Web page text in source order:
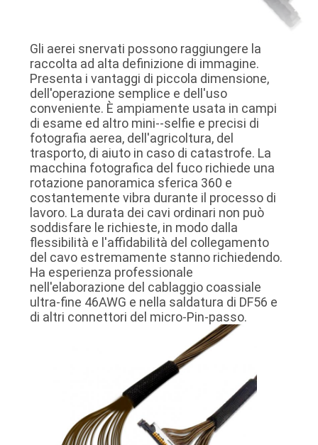
CONTROLLO
DELLA
QUALITÀ
CONTATTACI
NOTIZIE
CASI
CHIEDI
Gli aerei snervati possono raggiungere la
raccolta ad alta definizione di immagine.
Presenta i vantaggi di piccola dimensione,
dell'operazione semplice e dell'uso
conveniente. È ampiamente usata in campi
di esame ed altro mini--selfie e precisi di
fotografia aerea, dell'agricoltura, del
trasporto, di aiuto in caso di catastrofe. La
macchina fotografica del fuco richiede una
rotazione panoramica sferica 360 e
costantemente vibra durante il processo di
lavoro. La durata dei cavi ordinari non può
soddisfare le richieste, in modo dalla
flessibilità e l'affidabilità del collegamento
del cavo estremamente stanno richiedendo.
Ha esperienza professionale
nell'elaborazione del cablaggio coassiale
ultra-fine 46AWG e nella saldatura di DF56 e
di altri connettori del micro-Pin-passo.